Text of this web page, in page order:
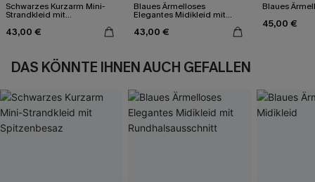
Schwarzes Kurzarm Mini-
Strandkleid mit
43,00 €
Blaues Ärmelloses
Elegantes Midikleid mit
43,00 €
Blaues
45,00 €
DAS KÖNNTE IHNEN AUCH GEFALLEN